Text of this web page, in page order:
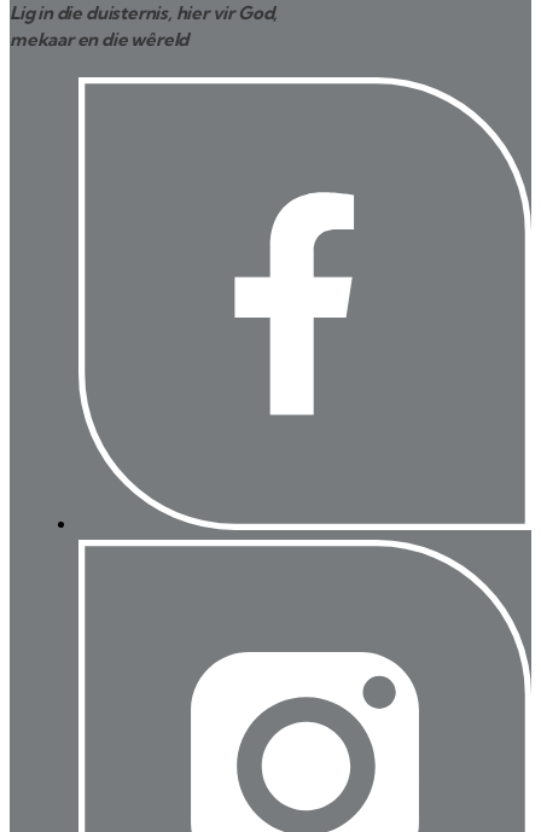
Lig in die duisternis, hier vir God,
mekaar en die wêreld